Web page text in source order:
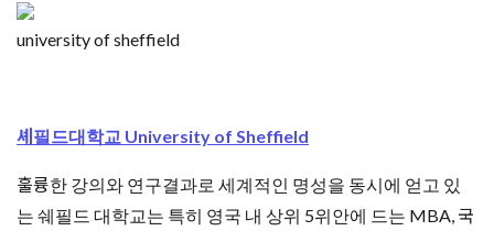
university of sheffield
셰필드대학교 University of Sheffield
훌륭한 강의와 연구결과로 세계적인 명성을 동시에 얻고 있
는 쉐필드 대학교는 특히 영국 내 상위 5위안에 드는 MBA, 국